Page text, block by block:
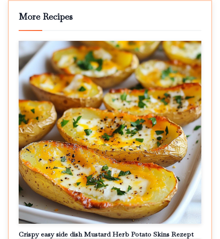
More Recipes
Crispy easy side dish Mustard Herb Potato Skins Rezept